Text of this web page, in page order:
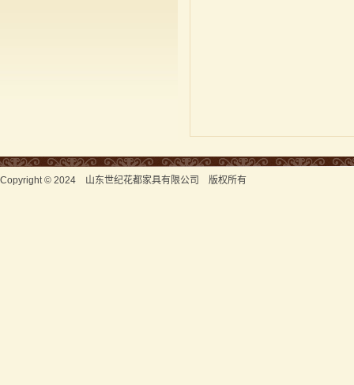
Copyright © 2024 山东世纪花都家具有限公司 版权所有